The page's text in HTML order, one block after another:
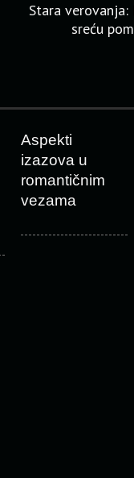
Stara verovanja:
sreću
Aspekti
izazova u
romantičnim
vezama